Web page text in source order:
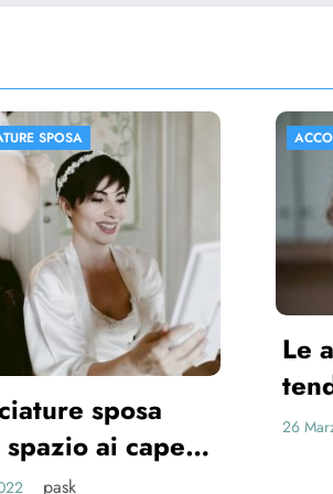
SPOSA
di
per le spose
2021 pask